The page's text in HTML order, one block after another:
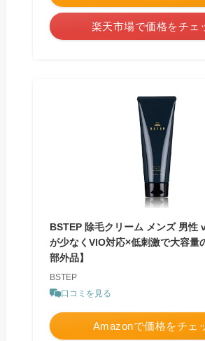
楽天市場で価格をチェ
BSTEP 除毛クリーム メンズ 男性
が少なくVIO対応×低刺激で大容量
部外品】
BSTEP
口コミを見る
Amazonで価格をチェ